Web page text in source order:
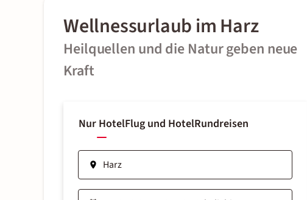
Wellnessurlaub im Harz
Heilquellen und die Natur geben neue
Kraft
Nur HotelFlug und HotelRundreisen